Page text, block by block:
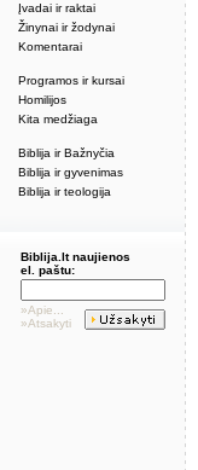
Įvadai ir raktai
Žinynai ir žodynai
Komentarai
Programos ir kursai
Homilijos
Kita medžiaga
Biblija ir Bažnyčia
Biblija ir gyvenimas
Biblija ir teologija
Biblija.lt naujienos
el. paštu:
»Apie...
»Atsakyti